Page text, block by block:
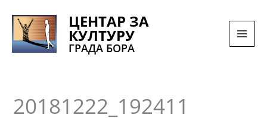
sadržaj
ЦЕНТАР ЗА
КУЛТУРУ
ГРАДА БОРА
20181222_192411